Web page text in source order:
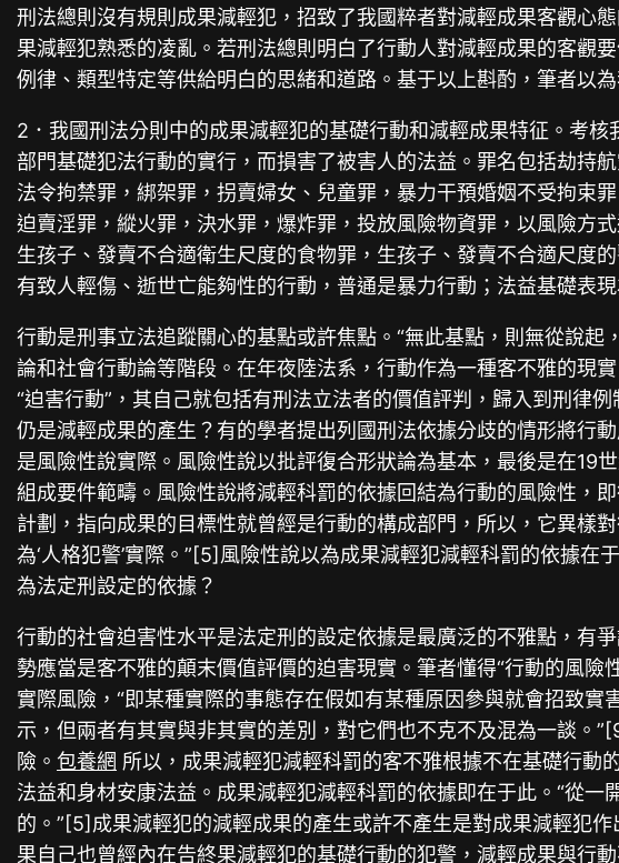
刑法總則沒有規則成果減輕犯，招致了我國粹者對減輕成果客觀心
果減輕犯熟悉的凌亂。若刑法總則明白了行動人對減輕成果的客觀
例律、類型特定等供給明白的思緒和道路。基于以上斟酌，筆者以
2．我國刑法分則中的成果減輕犯的基礎行動和減輕成果特征。考
部門基礎犯法行動的實行，而損害了被害人的法益。罪名包括劫持
法令拘禁罪，綁架罪，拐賣婦女、兒童罪，暴力干預婚姻不受拘束
迫賣淫罪，縱火罪，決水罪，爆炸罪，投放風險物資罪，以風險方
生孩子、發賣不合適衛生尺度的食物罪，生孩子、發賣不合適尺度
有致人輕傷、逝世亡能夠性的行動，普通是暴力行動；法益基礎表
行動是刑事立法追蹤關心的基點或許焦點。“無此基點，則無從說
論和社會行動論等階段。在年夜陸法系，行動作為一種客不雅的現
“迫害行動”，其自己就包括有刑法立法者的價值評判，歸入到刑律
仍是減輕成果的產生？有的學者提出列國刑法依據分歧的情形將行
是風險性說實際。風險性說以批評復合形狀論為基本，最後是在19
組成要件範疇。風險性說將減輕科罰的依據回結為行動的風險性，
計劃，指向成果的目標性就曾經是行動的構成部門，所以，它異樣
為‘人格犯警’實際。”[5]風險性說以為成果減輕犯減輕科罰的依據
為法定刑設定的依據？
行動的社會迫害性水平是法定刑的設定依據是最廣泛的不雅點，有
勢應當是客不雅的顛末價值評價的迫害現實。筆者懂得“行動的風
實際風險，“即某種實際的事態存在假如有某種原因參與就會招致實
示，但兩者有其實與非其實的差別，對它們也不克不及混為一談。
險。包養網 所以，成果減輕犯減輕科罰的客不雅根據不在基礎行動
法益和身材安康法益。成果減輕犯減輕科罰的依據即在于此。“從
的。”[5]成果減輕犯的減輕成果的產生或許不產生是對成果減輕犯
果自己也曾經內在告終果減輕犯的基礎行動的犯警，減輕成果與行動